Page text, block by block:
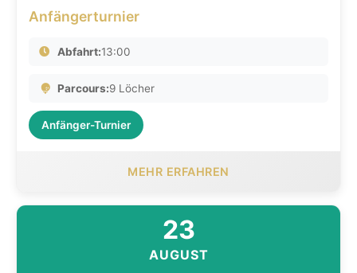
Anfängerturnier
Abfahrt:13:00
Parcours:9 Löcher
Anfänger-Turnier
MEHR ERFAHREN
23
AUGUST